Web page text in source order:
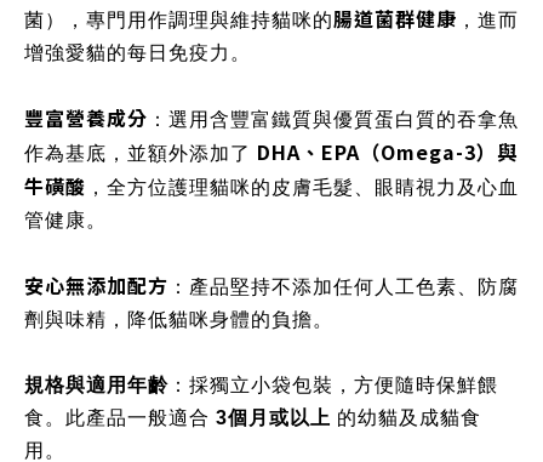
菌），專門用作調理與維持貓咪的腸道菌群健康 ，進而
增強愛貓的每日免疫力。
豐富營養成分 ：選用含豐富鐵質與優質蛋白質的吞拿魚
作為基底，並額外添加了 DHA、EPA（Omega-3）與
牛磺酸 ，全方位護理貓咪的皮膚毛髮、眼睛視力及心血
管健康。
安心無添加配方 ：產品堅持不添加任何人工色素、防腐
劑與味精，降低貓咪身體的負擔。
規格與適用年齡 ：採獨立小袋包裝，方便隨時保鮮餵
食。此產品一般適合 3個月或以上 的幼貓及成貓食
用。